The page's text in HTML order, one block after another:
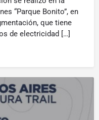
“Parque Bonito”, en
que tiene
de electricidad […]